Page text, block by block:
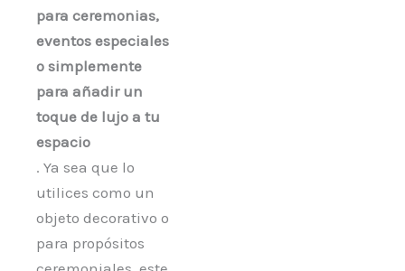
para ceremonias,
eventos especiales
o simplemente
para añadir un
toque de lujo a tu
espacio
. Ya sea que lo
utilices como un
objeto decorativo o
para propósitos